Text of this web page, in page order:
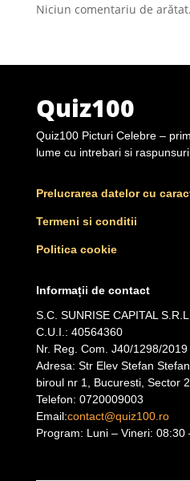
Niciun comentariu de arătat.
Quiz100
Quiz100 Picturi Celebre –
lume cu intrebari si
Prelucrarea datelor cu
Termeni si conditii
Politica cookie
Informații de contact
S.C. SUNRISE CAPITAL S.R.L.
C.U.I.: 40564360
Nr. Reg. Com. J40/1298/2019
Adresa: Str Elev Stefan
biroul nr 1, Bucuresti, Sector 2,
Telefon: 0720009003
Email:contact@quiz100.ro
Program: Luni – Vineri: 08:30